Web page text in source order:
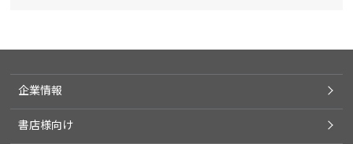
企業情報
書店様向け